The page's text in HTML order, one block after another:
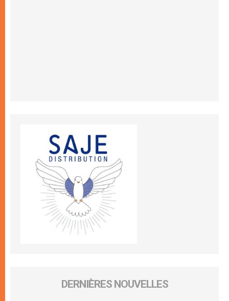
DERNIÈRES NOUVELLES